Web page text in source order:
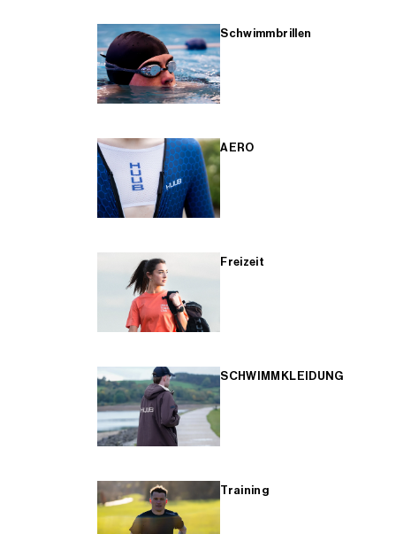
Schwimmbrillen
AERO
Freizeit
SCHWIMMKLEIDUNG
Training